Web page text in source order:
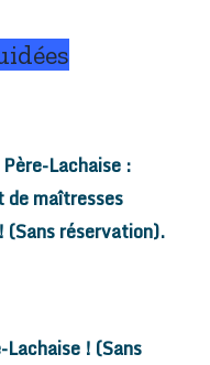
Lachaise :
de maîtresses
(Sans réservation).
! (Sans